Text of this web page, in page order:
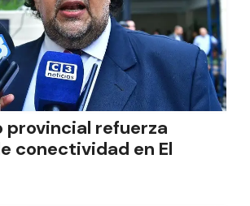
provincial refuerza
conectividad en El